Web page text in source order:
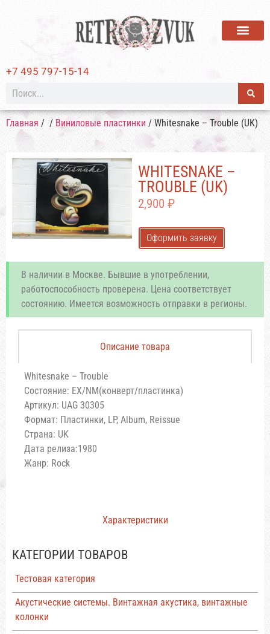
+7 495 797-15-14
Главная / / Виниловые пластинки / Whitesnake – Trouble (UK)
КАТЕГОРИИ ТОВАРОВ
Тестовая категория
Акустические системы. Винтажная акустика, винтажные
колонки
WHITESNAKE –
TROUBLE (UK)
2,900 ₽
Оформить заявку
В наличии в Москве. Бывшие в употреблении,
работоспособность проверена. Цена соответствует
состоянию. Имеется возможность отправки в регионы.
Описание товара
Характеристики
Whitesnake – Trouble
Состояние: EX/NM(конверт/пластинка)
Артикул: UAG 30305
Формат: Пластинки, LP, Album, Reissue
Страна: UK
Дата релиза:1980
Жанр: Rock